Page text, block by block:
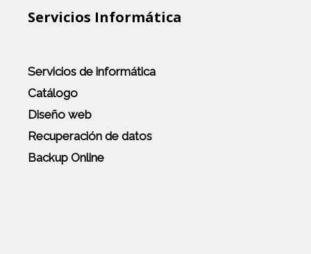
Servicios Informática
Servicios de informática
Catálogo
Diseño web
Recuperación de datos
Backup Online